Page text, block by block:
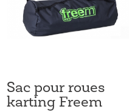
Sac pour roues
karting Freem